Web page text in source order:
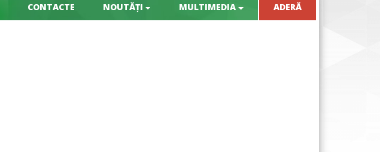
CONTACTE NOUTĂȚI MULTIMEDIA ADERĂ